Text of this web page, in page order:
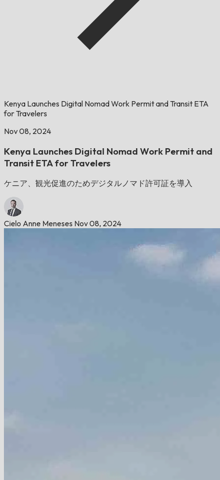
Kenya Launches Digital Nomad Work Permit and Transit ETA
for Travelers
Nov 08, 2024
Kenya Launches Digital Nomad Work Permit and
Transit ETA for Travelers
ケニア、観光促進のためデジタルノマド許可証を導入
Cielo Anne Meneses Nov 08, 2024